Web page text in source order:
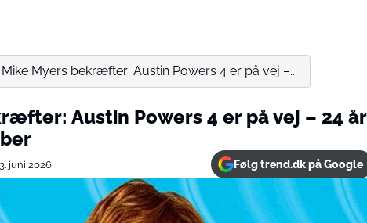
Mike Myers bekræfter: Austin Powers 4 er på vej –...
Austin Powers 4 er på vej – 24 år
juni 2026 Følg trend.dk på Google